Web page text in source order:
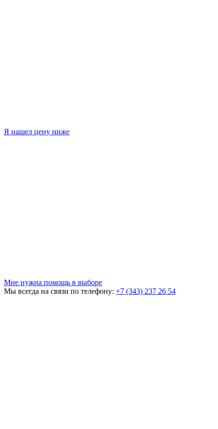
Я нашел цену ниже
Мне нужна помощь в выборе
Мы всегда на связи по телефону: +7 (343) 237 26 54